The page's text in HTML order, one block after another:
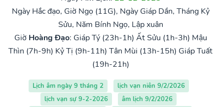
Ngày Hắc đạo, Giờ Ngọ (11G), Ngày Giáp Dần, Tháng Kỷ
Sửu, Năm Bính Ngọ, Lập xuân
Giờ Hoàng Đạo: Giáp Tý (23h-1h) Ất Sửu (1h-3h) Mậu
Thìn (7h-9h) Kỷ Tị (9h-11h) Tân Mùi (13h-15h) Giáp Tuất
(19h-21h)
Lịch âm ngày 9 tháng 2
lịch vạn niên 9/2/2026
lịch vạn sự 9-2-2026
âm lịch 9/2/2026